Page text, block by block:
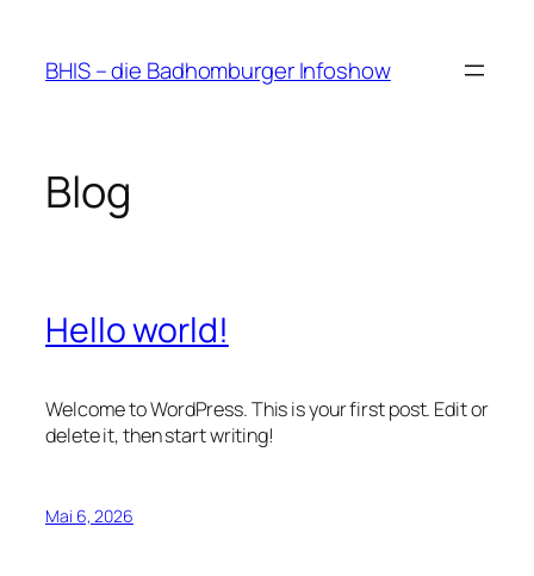
springen
BHIS – die Badhomburger Infoshow
Blog
Hello world!
Welcome to WordPress. This is your first post. Edit or
delete it, then start writing!
Mai 6, 2026